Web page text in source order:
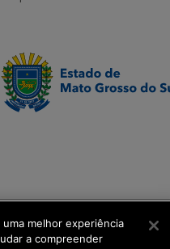
melhor experiência
a compreender